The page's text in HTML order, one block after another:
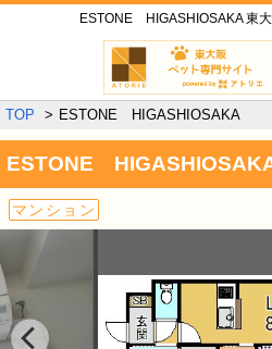
ESTONE HIGASHIOSAKA 東
TOP ESTONE HIGASHIOSAKA
ESTONE
マンション